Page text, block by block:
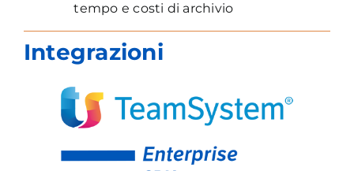
tempo e costi di archivio
Integrazioni